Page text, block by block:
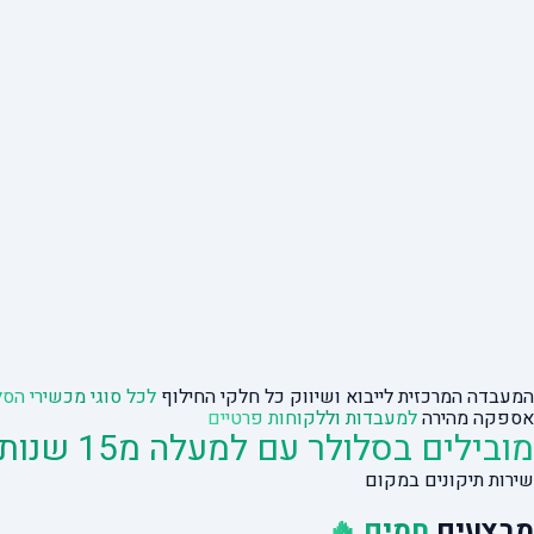
המעבדה המרכזית לייבוא ושיווק כל חלקי החילוף לכל סוגי מכשירי
אספקה מהירהלמעבדות וללקוחות פרטיים
מובילים בסלולר עם למעלה מ15 שנות ניסיון
שירות תיקונים במקום